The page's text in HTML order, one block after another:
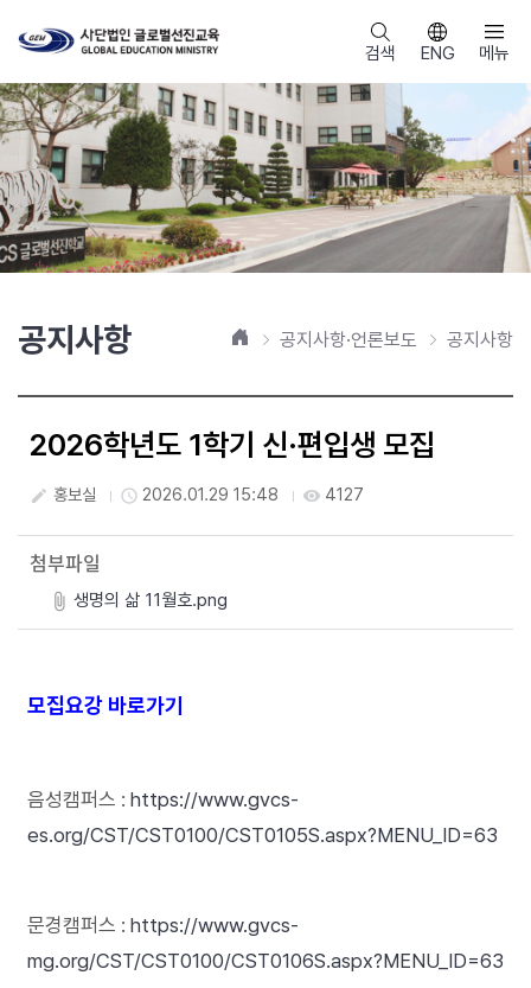
검색 ENG 메뉴
공지사항 홈 공지사항·언론보도 공지사항
2026학년도 1학기 신·편입생 모집
create 홍보실 access_time 2026.01.29 15:48 visibility 4127
첨부파일
생명의 삶 11월호.png
모집요강 바로가기
음성캠퍼스 : https://www.gvcs-
es.org/CST/CST0100/CST0105S.aspx?MENU_ID=63
문경캠퍼스 : https://www.gvcs-
mg.org/CST/CST0100/CST0106S.aspx?MENU_ID=63